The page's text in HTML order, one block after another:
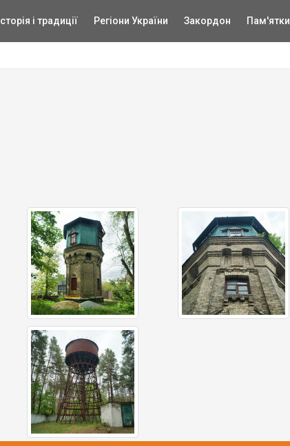
Історія і традиції Регіони України Закордон Пам'ятки